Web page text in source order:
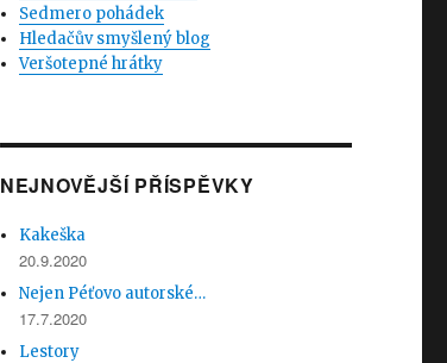
Sedmero pohádek
Hledačův smyšlený blog
Veršotepné hrátky
NEJNOVĚJŠÍ PŘÍSPĚVKY
Kakeška
20.9.2020
Nejen Péťovo autorské…
17.7.2020
Lestory